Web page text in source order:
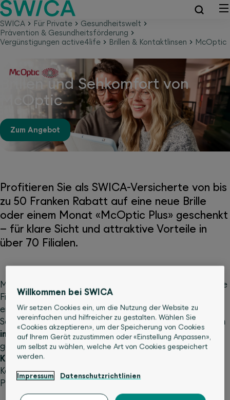
SWICA Für Private
Gesundheitswelt
Prävention & Gesundheitsförderung
Vergünstigungen active4life
Brillen & Kontaktlinsen McOptic
Brillen und Sehkomfort von
McOptic
Zum Angebot
Profitieren Sie als SWICA-Versicherte von bis
zu 50 Franken Rabatt auf eine neue Brille
oder einem Monat «McOptic Plus» geschenkt
– für klare Sicht und attraktive Vorteile in
über 70 Filialen.
McOptic wurde 1998 gegründet und eröffnete die erste
Filiale in Olten im Kanton Solothurn. Das Unternehmen
entwickelte sich rasch zu einer führenden Marke in der
Schweizer Augenoptik und ist heute mitüber 70 Filialen
in allen drei Sprachregionenvertreten. Besonders
geschätzt wird McOptic für sein transparentes
Komplettpreis-Angebot
Korrekturgläser einschliesst und Qualität zu attraktiven
Preisen bietet.
Willkommen bei SWICA
Wir setzen Cookies ein, um die Nutzung der Website zu
vereinfachen und hilfreicher zu gestalten. Wählen Sie
«Cookies akzeptieren», um der Speicherung von Cookies
auf Ihrem Gerät zuzustimmen oder «Einstellung Anpassen»,
um selbst zu wählen, welche Art von Cookies gespeichert
werden.
Impressum Datenschutzrichtlinien